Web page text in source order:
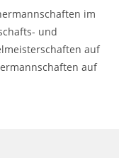
im
und
auf
auf